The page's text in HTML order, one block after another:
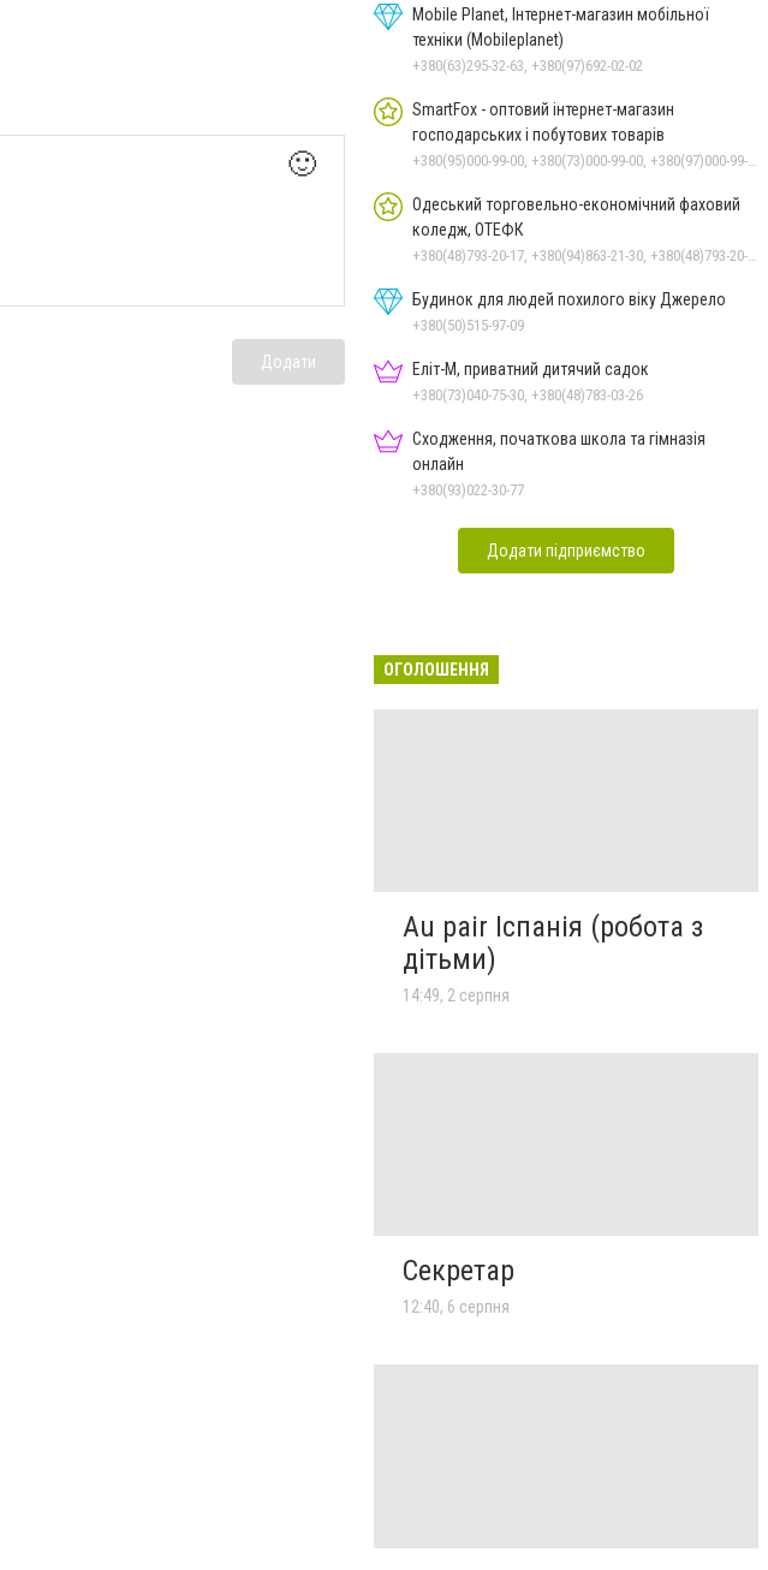
🙂
Додати
Mobile Planet, Інтернет-магазин мобільної
техніки (Mobileplanet)
+380(63)295-32-63, +380(97)692-02-02
SmartFox - оптовий інтернет-магазин
господарських і побутових товарів
Одеський торговельно-економічний фаховий
коледж, ОТЕФК
Будинок для людей похилого віку Джерело
+380(50)515-97-09
Еліт-М, приватний дитячий садок
+380(73)040-75-30, +380(48)783-03-26
Сходження, початкова школа та гімназія
онлайн
+380(93)022-30-77
Додати підприємство
ОГОЛОШЕННЯ
Au pair Іспанія (робота з
дітьми)
14:49, 2 серпня
Секретар
12:40, 6 серпня